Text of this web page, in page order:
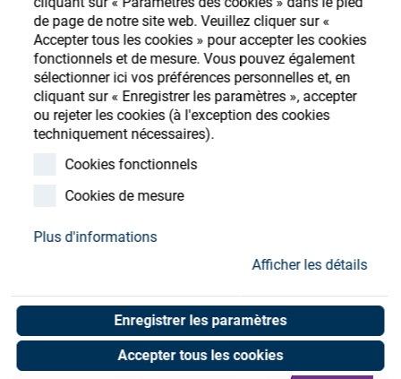
de page de notre site web. Veuillez cliquer sur «
Accepter tous les cookies » pour accepter les cookies
fonctionnels et de mesure. Vous pouvez également
sélectionner ici vos préférences personnelles et, en
cliquant sur « Enregistrer les paramètres », accepter
ou rejeter les cookies (à l'exception des cookies
techniquement nécessaires).
Cookies fonctionnels
Cookies de mesure
Plus d'informations
Afficher les détails
Enregistrer les paramètres
Accepter tous les cookies
Contact